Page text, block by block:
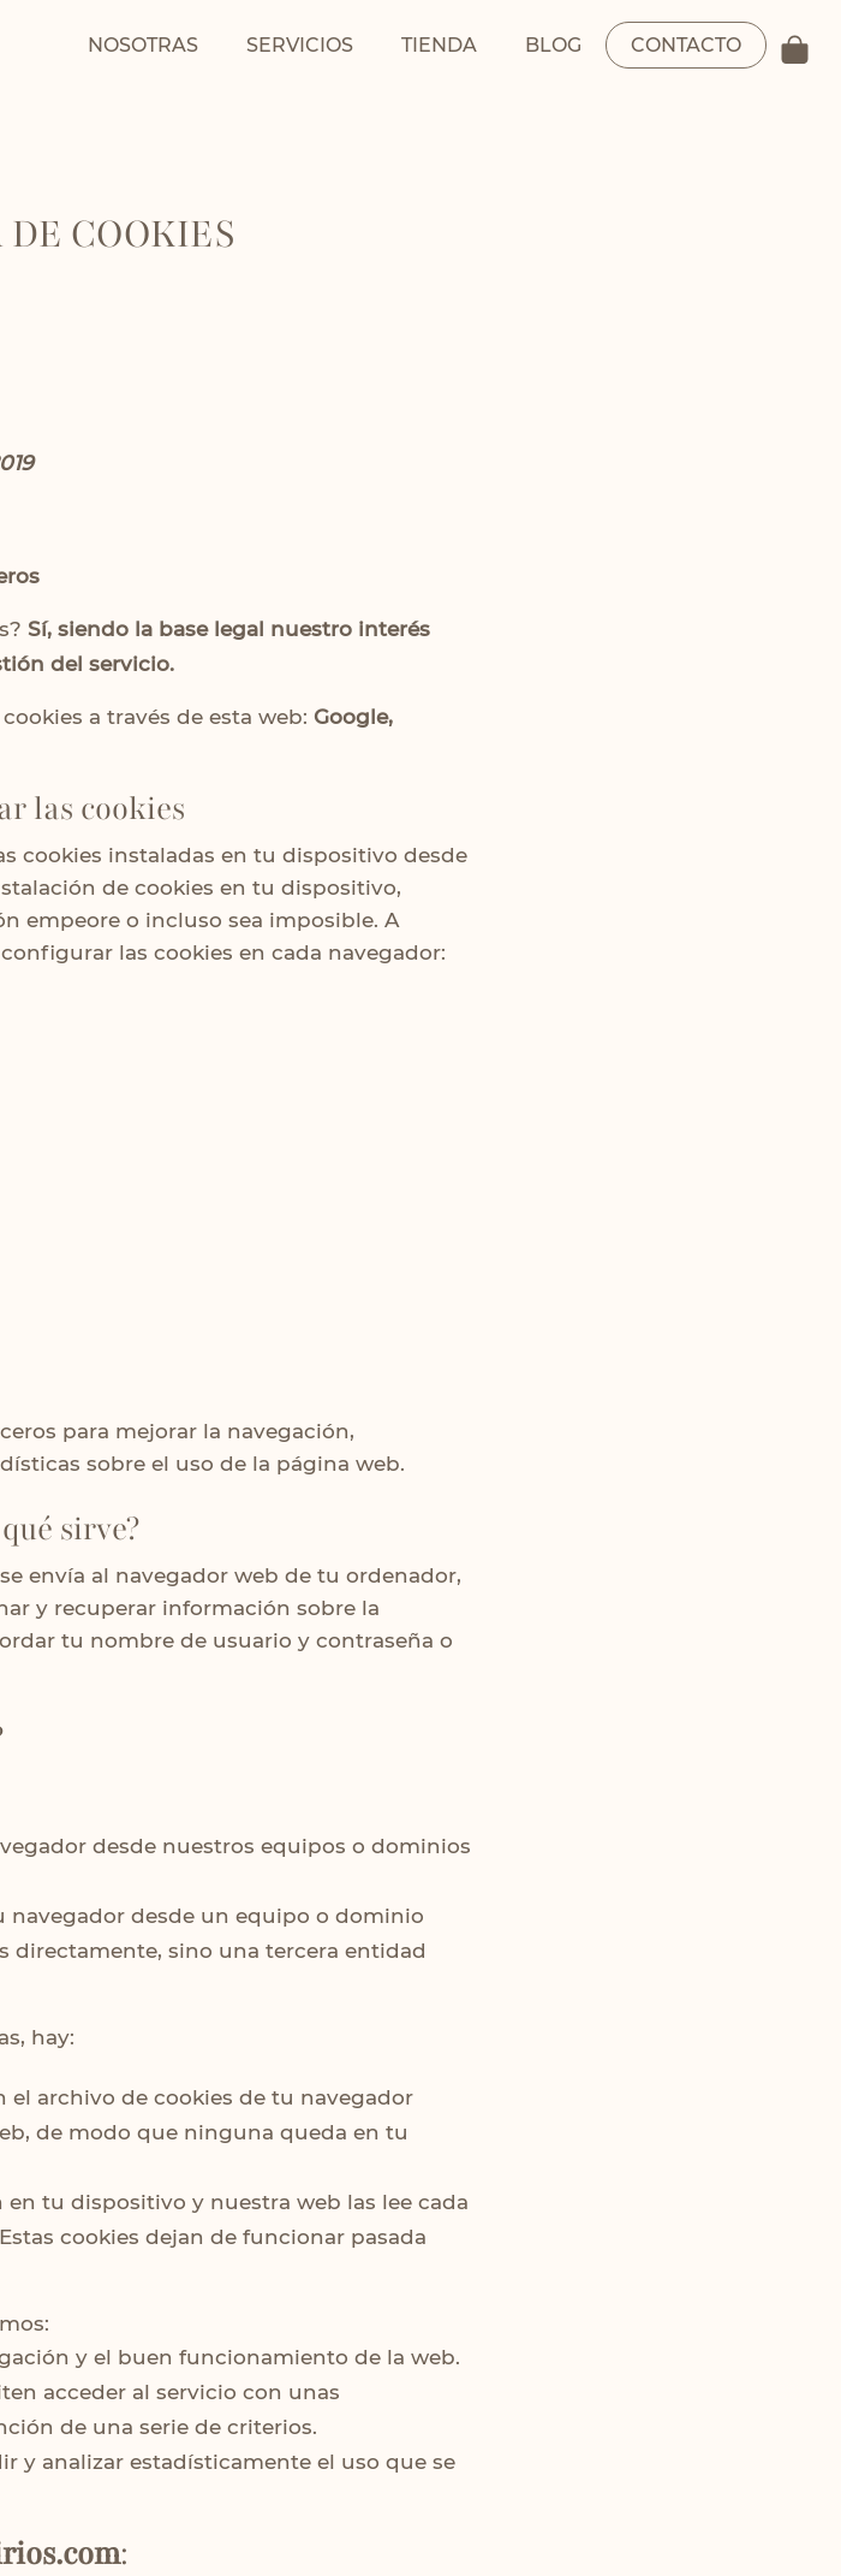
NOSOTRAS SERVICIOS TIENDA BLOG CONTACTO
COOKIES
Sí, siendo la base legal nuestro interés
del servicio.
a través de esta web: Google,
las cookies
cookies instaladas en tu dispositivo desde
de cookies en tu dispositivo,
empeore o incluso sea imposible. A
las cookies en cada navegador:
para mejorar la navegación,
sobre el uso de la página web.
sirve?
envía al navegador web de tu ordenador,
y recuperar información sobre la
tu nombre de usuario y contraseña o
desde nuestros equipos o dominios
navegador desde un equipo o dominio
directamente, sino una tercera entidad
hay:
el archivo de cookies de tu navegador
de modo que ninguna queda en tu
en tu dispositivo y nuestra web las lee cada
cookies dejan de funcionar pasada
y el buen funcionamiento de la web.
acceder al servicio con unas
de una serie de criterios.
y analizar estadísticamente el uso que se
: